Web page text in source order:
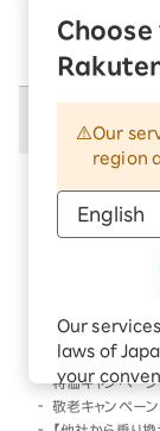
Our
region
Our
laws of
your
The
括払いもしくは
以下のキャン
本キャンペー
以下のキャン
キャンペーン
Rakutenオリジ
「Rakuten最強
特価キャンペーン
敬老キャンペーン